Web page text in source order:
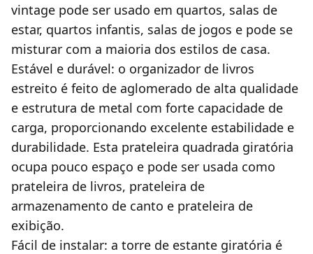
vintage pode ser usado em quartos, salas de
estar, quartos infantis, salas de jogos e pode se
misturar com a maioria dos estilos de casa.
Estável e durável: o organizador de livros
estreito é feito de aglomerado de alta qualidade
e estrutura de metal com forte capacidade de
carga, proporcionando excelente estabilidade e
durabilidade. Esta prateleira quadrada giratória
ocupa pouco espaço e pode ser usada como
prateleira de livros, prateleira de
armazenamento de canto e prateleira de
exibição.
Fácil de instalar: a torre de estante giratória é